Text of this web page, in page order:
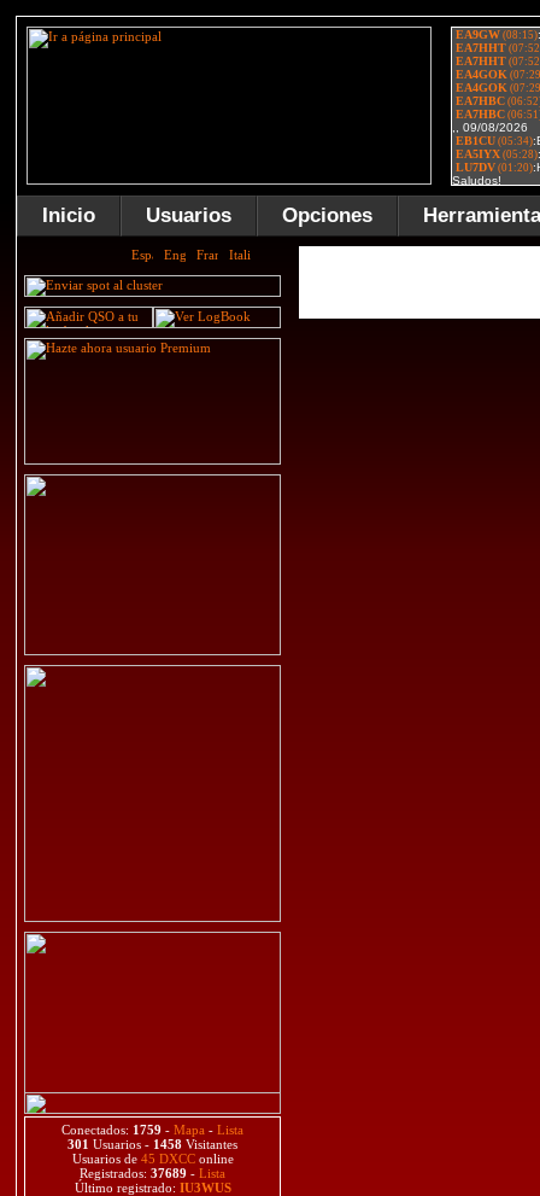
Inicio Usuarios Opciones
Conectados: 1759 - Mapa - Lista
301 Usuarios - 1458 Visitantes
Usuarios de 45 DXCConline
Registrados: 37689 - Lista
Último registrado: IU3WUS